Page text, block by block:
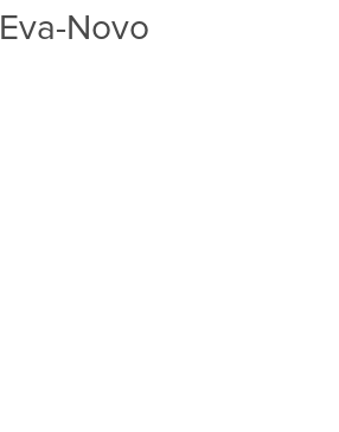
Eva-Novo